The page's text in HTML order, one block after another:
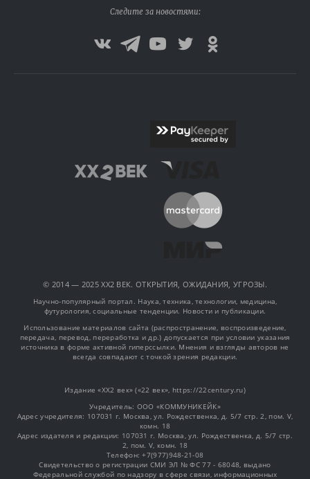
Следите за новостями:
© 2014 — 2025 XX2 ВЕК. ОТКРЫТИЯ, ОЖИДАНИЯ, УГРОЗЫ.
Научно-популярный портал. Наука, техника, технологии, медицина,
футурология, социальные тенденции. Новости и публикации.
Использование материалов сайта (распространение, воспроизведение,
передача, перевод, переработка и др.) допускается при условии указания
источника в форме активной гиперссылки. Мнения и взгляды авторов не
всегда совпадают с точкой зрения редакции.
Издание «XX2 век» («22 век», https://22century.ru)
Учредитель: OOO «КОММУНИКЕЙК»
Адрес учредителя: 107031 г. Москва, ул. Рождественка, д. 5/7 стр. 2, пом. V,
комн. 18
Адрес издателя и редакции: 107031 г. Москва, ул. Рождественка, д. 5/7 стр.
2, пом. V, комн. 18
Телефон: +7(977)948-21-08
Свидетельство о регистрации СМИ ЭЛ № ФС 77 - 68048, выдано
Федеральной службой по надзору в сфере связи, информационных